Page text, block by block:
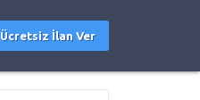
Ücretsiz İlan Ver